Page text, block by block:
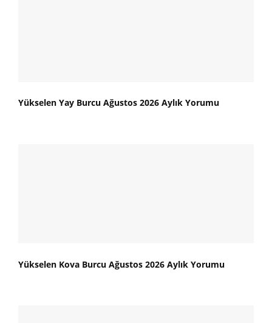
Yükselen Yay Burcu Ağustos 2026 Aylık Yorumu
Yükselen Kova Burcu Ağustos 2026 Aylık Yorumu